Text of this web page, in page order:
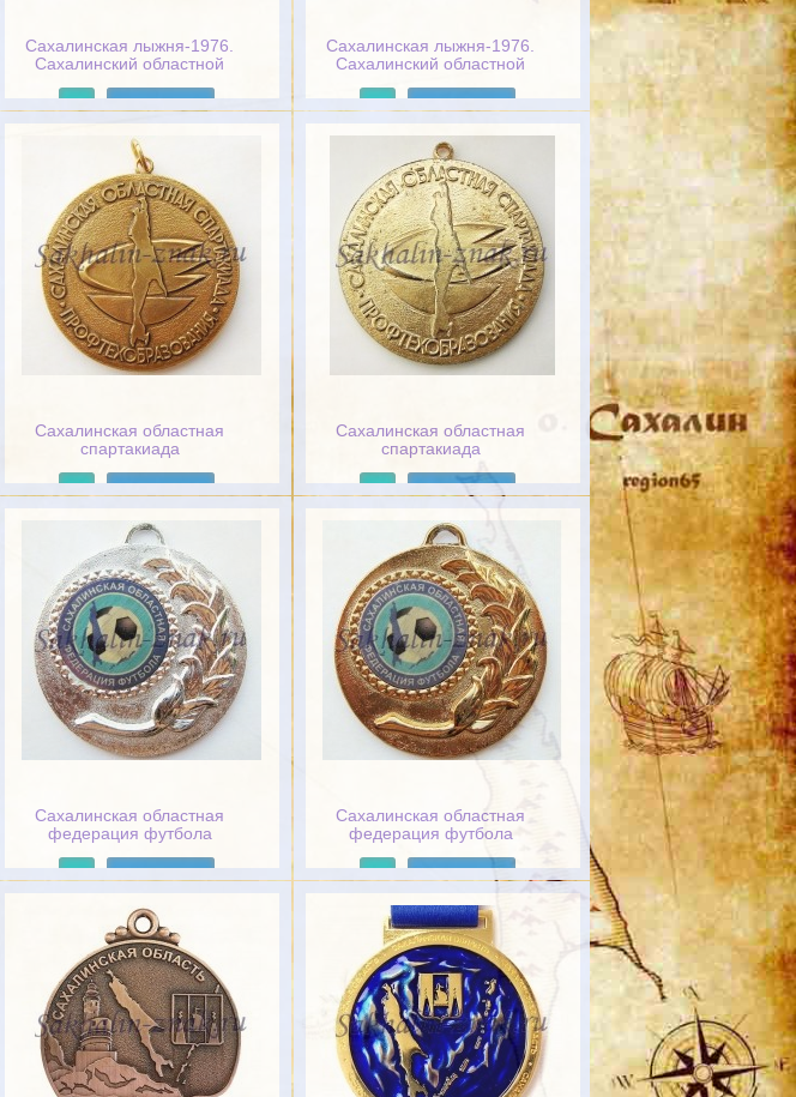
Сахалинская лыжня-1976.
Сахалинский областной
Сахалинская лыжня-1976.
Сахалинский областной
Сахалинская областная
спартакиада
Сахалинская областная
спартакиада
Сахалинская областная
федерация футбола
Сахалинская областная
федерация футбола